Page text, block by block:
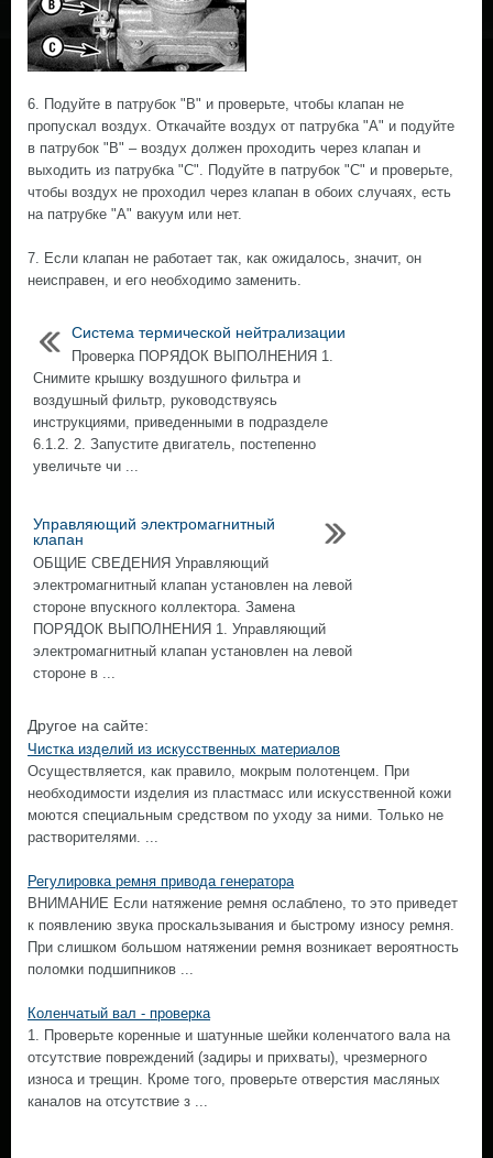
6. Подуйте в патрубок "В" и проверьте, чтобы клапан не
пропускал воздух. Откачайте воздух от патрубка "А" и подуйте
в патрубок "В" – воздух должен проходить через клапан и
выходить из патрубка "С". Подуйте в патрубок "С" и проверьте,
чтобы воздух не проходил через клапан в обоих случаях, есть
на патрубке "А" вакуум или нет.
7. Если клапан не работает так, как ожидалось, значит, он
неисправен, и его необходимо заменить.
Система термической нейтрализации
Проверка ПОРЯДОК ВЫПОЛНЕНИЯ 1.
Снимите крышку воздушного фильтра и
воздушный фильтр, руководствуясь
инструкциями, приведенными в подразделе
6.1.2. 2. Запустите двигатель, постепенно
увеличьте чи ...
Управляющий электромагнитный
клапан
ОБЩИЕ СВЕДЕНИЯ Управляющий
электромагнитный клапан установлен на левой
стороне впускного коллектора. Замена
ПОРЯДОК ВЫПОЛНЕНИЯ 1. Управляющий
электромагнитный клапан установлен на левой
стороне в ...
Другое на сайте:
Чистка изделий из искусственных материалов
Осуществляется, как правило, мокрым полотенцем. При
необходимости изделия из пластмасс или искусственной кожи
моются специальным средством по уходу за ними. Только не
растворителями. ...
Регулировка ремня привода генератора
ВНИМАНИЕ Если натяжение ремня ослаблено, то это приведет
к появлению звука проскальзывания и быстрому износу ремня.
При слишком большом натяжении ремня возникает вероятность
поломки подшипников ...
Коленчатый вал - проверка
1. Проверьте коренные и шатунные шейки коленчатого вала на
отсутствие повреждений (задиры и прихваты), чрезмерного
износа и трещин. Кроме того, проверьте отверстия масляных
каналов на отсутствие з ...